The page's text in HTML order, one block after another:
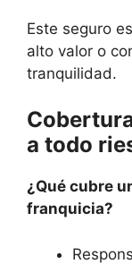
Este seguro
alto valor o
tranquilidad.
a todo
¿Qué cubre
franquicia?